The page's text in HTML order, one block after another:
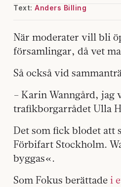
Text: Anders Billing
När moderater vill bli
församlingar, då vet
Så också vid
– Karin Wanngård, jag
trafikborgarrådet Ulla
Det som fick blodet att
Förbifart Stockholm.
byggas«.
Som Fokus berättade i